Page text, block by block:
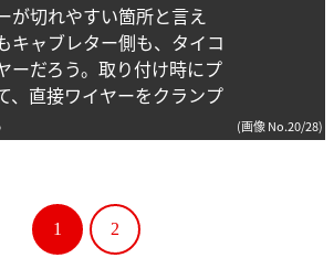
が切れやすい箇所と言え
キャブレター側も、タイコ
ーだろう。取り付け時にプ
、直接ワイヤーをクランプ
(画像 No.20/28)
1 2